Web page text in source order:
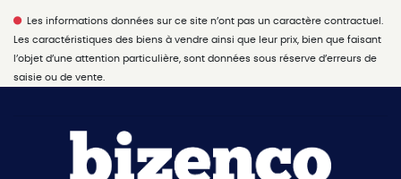
Les informations données sur ce site n’ont pas un caractère contractuel.
Les caractéristiques des biens à vendre ainsi que leur prix, bien que faisant
l’objet d’une attention particulière, sont données sous réserve d’erreurs de
saisie ou de vente.